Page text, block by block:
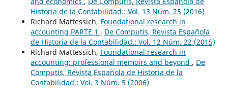
Historia de la Contabilidad.: Vol. 13 Núm. 25 (2016)
Richard Mattessich, Foundational research in
accounting PARTE 1 , De Computis, Revista Española
de Historia de la Contabilidad.: Vol. 12 Núm. 22 (2015)
Richard Mattessich, Foundational research in
accounting: professional memoirs and beyond , De
Computis, Revista Española de Historia de la
Contabilidad.: Vol. 3 Núm. 5 (2006)